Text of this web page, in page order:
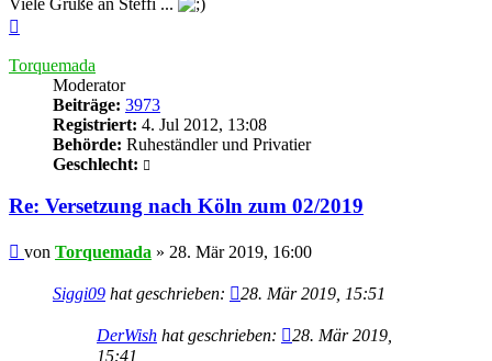
Torquemada
Moderator
Beiträge: 3973
Registriert: 4. Jul 2012, 13:08
Behörde: Ruheständler und Privatier
Geschlecht:
Re: Versetzung nach Köln zum 02/2019
Beitrag
von Torquemada » 28. Mär 2019, 16:00
Siggi09 hat geschrieben: 28. Mär 2019, 15:51
DerWish hat geschrieben:
28. Mär 2019,
15:41